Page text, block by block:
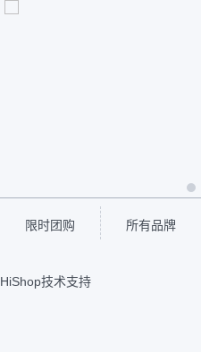
1
限时团购
所有品牌
HiShop技术支持